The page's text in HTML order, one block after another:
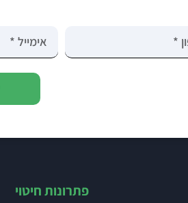
פתרונות חיטוי